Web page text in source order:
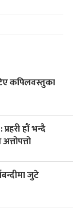
कपिलवस्तुका
हौं भन्दै
जुटे